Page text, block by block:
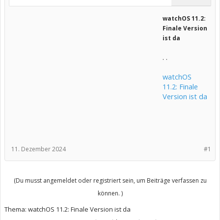
watchOS 11.2:
Finale Version
ist da
. .
watchOS
11.2: Finale
Version ist da
#1
11. Dezember 2024
(Du musst angemeldet oder registriert sein, um Beiträge verfassen zu
können. )
Thema: watchOS 11.2: Finale Version ist da